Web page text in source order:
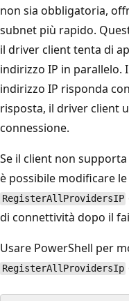
non sia obbligatoria,
subnet più rapido.
il driver client tenta di
indirizzo IP in parallelo.
indirizzo IP risponda
risposta, il driver client
connessione.
Se il client non
è possibile modificare
RegisterAllProvidersIP
di connettività dopo il
Usare PowerShell per
RegisterAllProvidersIp